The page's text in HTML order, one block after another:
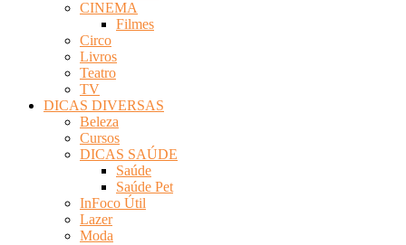
CINEMA
Filmes
Circo
Livros
Teatro
TV
DICAS DIVERSAS
Beleza
Cursos
DICAS SAÚDE
Saúde
Saúde Pet
InFoco Útil
Lazer
Moda